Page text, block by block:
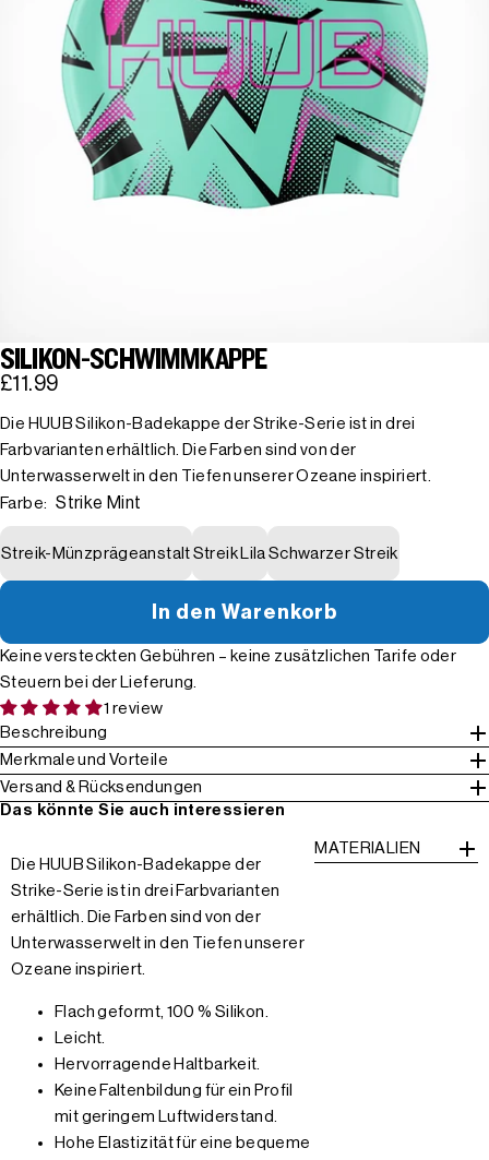
SILIKON-SCHWIMMKAPPE
£11.99
Die HUUB Silikon-Badekappe der Strike-Serie ist in drei
Farbvarianten erhältlich. Die Farben sind von der
Unterwasserwelt in den Tiefen unserer Ozeane inspiriert.
Farbe:
Strike Mint
Streik-Münzprägeanstalt Streik Lila Schwarzer Streik
In den Warenkorb
Keine versteckten Gebühren – keine zusätzlichen Tarife oder
Steuern bei der Lieferung.
1 review
Beschreibung
Merkmale und Vorteile
Versand & Rücksendungen
Das könnte Sie auch interessieren
Die HUUB Silikon-Badekappe der
Strike-Serie ist in drei Farbvarianten
erhältlich. Die Farben sind von der
Unterwasserwelt in den Tiefen unserer
Ozeane inspiriert.
Flach geformt, 100 % Silikon.
Leicht.
Hervorragende Haltbarkeit.
Keine Faltenbildung für ein Profil
mit geringem Luftwiderstand.
Hohe Elastizität für eine bequeme
MATERIALIEN